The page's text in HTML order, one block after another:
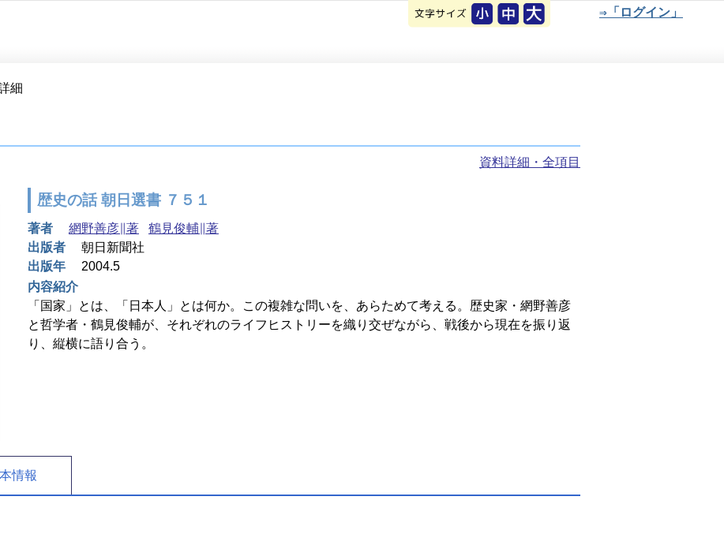
⇒「ログイン」
細
資料詳細・全項目
歴史の話 朝日選書 ７５１
著者 網野善彦∥著
鶴見俊輔∥著
出版者
朝日新聞社
出版年
2004.5
内容紹介
「国家」とは、「日本人」とは何か。この複雑な問いを、あらためて考える。歴史家・網野善彦
と哲学者・鶴見俊輔が、それぞれのライフヒストリーを織り交ぜながら、戦後から現在を振り返
り、縦横に語り合う。
情報